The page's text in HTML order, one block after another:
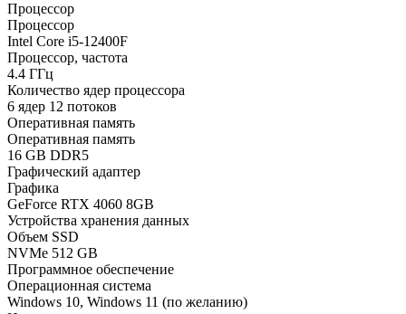
Процессор
Процессор
Intel Core i5-12400F
Процессор, частота
4.4 ГГц
Количество ядер процессора
6 ядер 12 потоков
Оперативная память
Оперативная память
16 GB DDR5
Графический адаптер
Графика
GeForce RTX 4060 8GB
Устройства хранения данных
Объем SSD
NVMe 512 GB
Программное обеспечение
Операционная система
Windows 10, Windows 11 (по желанию)